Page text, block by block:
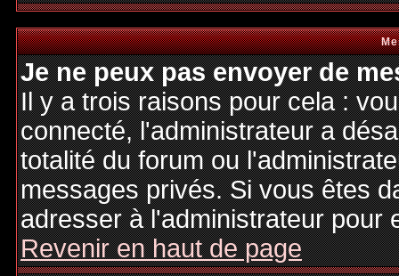
Je ne peux pas envoyer de
Il y a trois raisons pour cela :
connecté, l'administrateur a
totalité du forum ou
messages privés. Si vous êtes
adresser à l'administrateur pour
Revenir en haut de page